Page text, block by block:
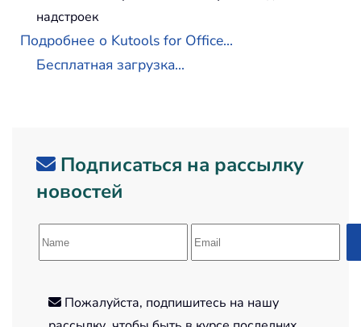
надстроек
Подробнее о Kutools for Office...
Бесплатная загрузка...
Подписаться на рассылку
новостей
Пожалуйста, подпишитесь на нашу